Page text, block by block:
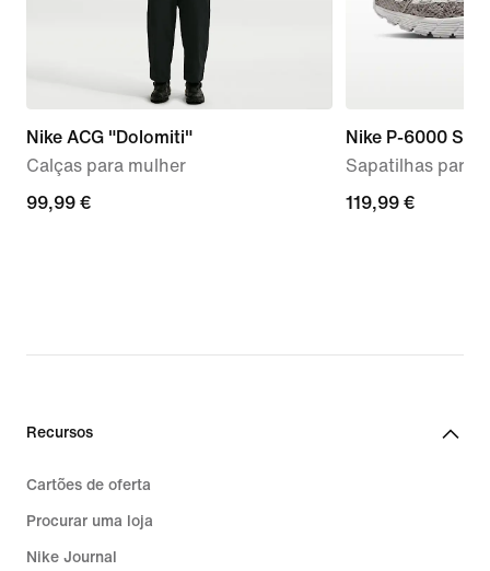
Nike ACG "Dolomiti"
Calças para mulher
99,99
99,99 €
Nike P-6000 SE
Sapatilhas para
119,99
119,99 €
Recursos
Cartões de oferta
Procurar uma loja
Nike Journal